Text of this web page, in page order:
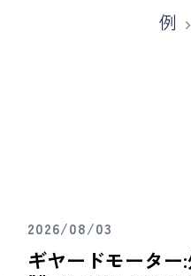
例
2026/08/03
ギヤードモーター